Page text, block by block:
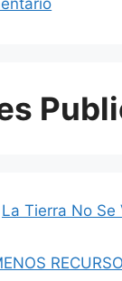
La Tierra No Se